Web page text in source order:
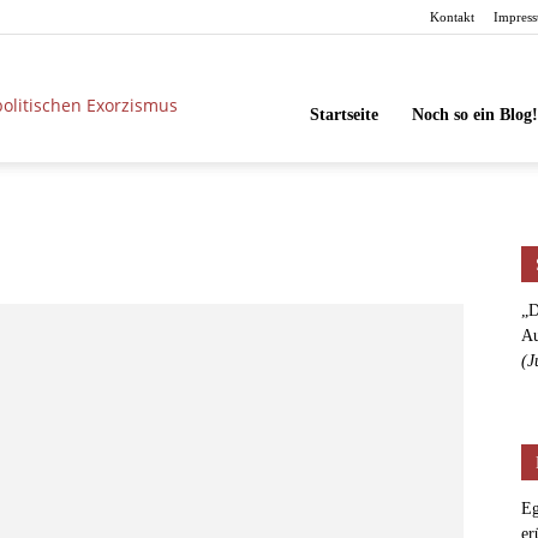
Kontakt
Startseite Noch so ein Blog!